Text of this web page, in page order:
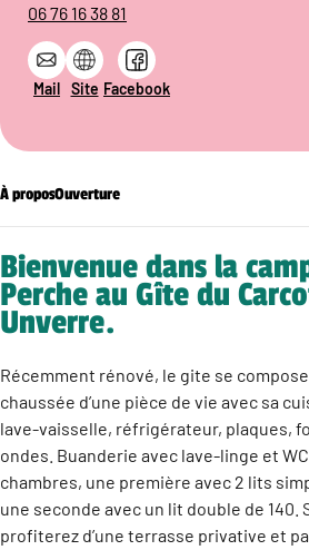
06 76 16 38 81
Mail Site Facebook
À proposOuverture
Bienvenue dans la
Perche au Gîte du
Unverre.
Récemment rénové, le gite se
chaussée d’une pièce de vie avec sa
lave-vaisselle, réfrigérateur, plaques,
ondes. Buanderie avec lave-linge et
chambres, une première avec 2 lits
une seconde avec un lit double de 140.
profiterez d’une terrasse privative et